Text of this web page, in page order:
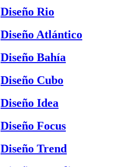
Diseño Rio
Diseño Atlántico
Diseño Bahía
Diseño Cubo
Diseño Idea
Diseño Focus
Diseño Trend